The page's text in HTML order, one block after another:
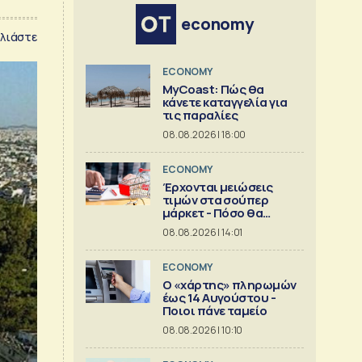
economy
ECONOMY
MyCoast: Πώς θα
κάνετε καταγγελία για
τις παραλίες
08.08.2026 | 18:00
ECONOMY
Έρχονται μειώσεις
τιμών στα σούπερ
μάρκετ - Πόσο θα
πέσουν
08.08.2026 | 14:01
ECONOMY
Ο «χάρτης» πληρωμών
έως 14 Αυγούστου -
Ποιοι πάνε ταμείο
08.08.2026 | 10:10